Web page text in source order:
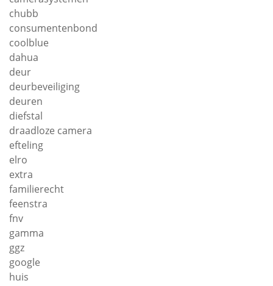
chubb
consumentenbond
coolblue
dahua
deur
deurbeveiliging
deuren
diefstal
draadloze camera
efteling
elro
extra
familierecht
feenstra
fnv
gamma
ggz
google
huis